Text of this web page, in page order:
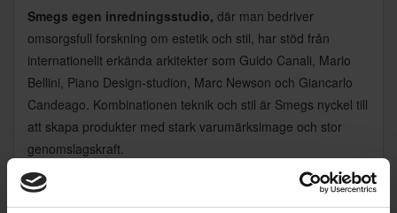
Smegs egen inredningsstudio, där man bedriver
omsorgsfull forskning om estetik och stil, har stöd från
internationellt erkända arkitekter som Guido Canali, Mario
Bellini, Piano Design-studion, Marc Newson och Giancarlo
Candeago. Kombinationen teknik och stil är Smegs nyckel till
att skapa produkter med stark varumärksimage och stor
genomslagskraft.
SMEG Retro.
Smegs 50-talsprodukter andas vintage. De